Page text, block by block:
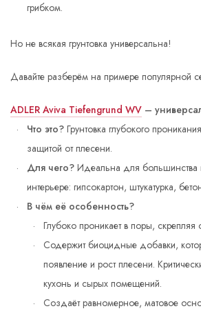
грибком.
Но не всякая грунтовка универсальна!
Давайте разберём на примере популярной
ADLER Aviva Tiefengrund WV –
Что это? Грунтовка глубокого
защитой от плесени.
Для чего? Идеальна для большинства
интерьере: гипсокартон, штукатурка,
В чём её особенность?
Глубоко проникает в поры, скрепляя
Содержит биоцидные добавки,
появление и рост плесени.
кухонь и сырых помещений.
Создаёт равномерное, матовое